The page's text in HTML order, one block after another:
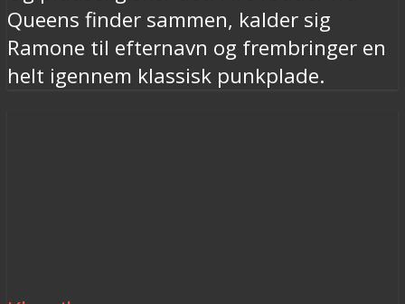
Queens finder sammen, kalder sig
Ramone til efternavn og frembringer en
helt igennem klassisk punkplade.